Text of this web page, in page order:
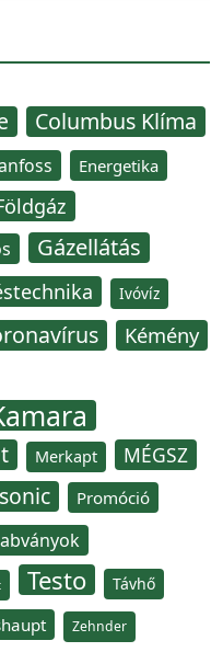
Columbus Klíma
Energetika
Gázellátás
Ivóvíz
Kémény
Merkapt MÉGSZ
Promóció
Testo Távhő
Zehnder